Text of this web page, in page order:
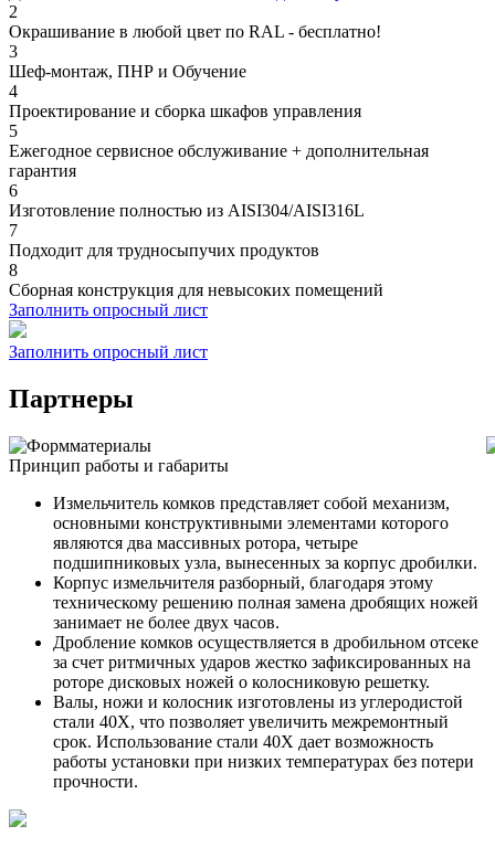
2
Окрашивание в любой цвет по RAL - бесплатно!
3
Шеф-монтаж, ПНР и Обучение
4
Проектирование и сборка шкафов управления
5
Ежегодное сервисное обслуживание + дополнительная
гарантия
6
Изготовление полностью из AISI304/AISI316L
7
Подходит для трудносыпучих продуктов
8
Сборная конструкция для невысоких помещений
Заполнить опросный лист
Заполнить опросный лист
Партнеры
Принцип работы и габариты
Измельчитель комков представляет собой механизм,
основными конструктивными элементами которого
являются два массивных ротора, четыре
подшипниковых узла, вынесенных за корпус дробилки.
Корпус измельчителя разборный, благодаря этому
техническому решению полная замена дробящих ножей
занимает не более двух часов.
Дробление комков осуществляется в дробильном отсеке
за счет ритмичных ударов жестко зафиксированных на
роторе дисковых ножей о колосниковую решетку.
Валы, ножи и колосник изготовлены из углеродистой
стали 40Х, что позволяет увеличить межремонтный
срок. Использование стали 40Х дает возможность
работы установки при низких температурах без потери
прочности.